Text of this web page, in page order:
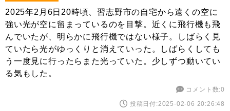
2025年2月6日20時頃、習志野市の自宅から遠くの空に
強い光が空に留まっているのを目撃。近くに飛行機も飛
んでいたが、明らかに飛行機ではない様子。しばらく見
ていたら光がゆっくりと消えていった。しばらくしても
う一度見に行ったらまた光っていた。少しずつ動いてい
る気もした。
コメント数:0
投稿日付:2025-02-06 20:26:48